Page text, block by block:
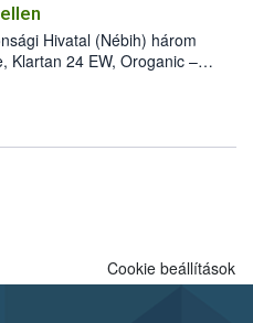
Hivatal (Nébih) három
Klartan 24 EW, Oroganic –
azok a szüretet követően,
91) stádiumáig
a károsító elleni további
és ökológiai termesztésben is
Cookie beállítások